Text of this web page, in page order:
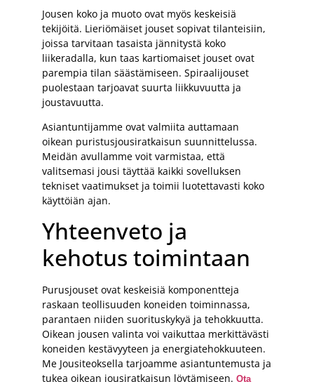
Jousen koko ja muoto ovat myös keskeisiä
tekijöitä. Lieriömäiset jouset sopivat tilanteisiin,
joissa tarvitaan tasaista jännitystä koko
liikeradalla, kun taas kartiomaiset jouset ovat
parempia tilan säästämiseen. Spiraalijouset
puolestaan tarjoavat suurta liikkuvuutta ja
joustavuutta.
Asiantuntijamme ovat valmiita auttamaan
oikean puristusjousiratkaisun suunnittelussa.
Meidän avullamme voit varmistaa, että
valitsemasi jousi täyttää kaikki sovelluksen
tekniset vaatimukset ja toimii luotettavasti koko
käyttöiän ajan.
Yhteenveto ja
kehotus toimintaan
Purusjouset ovat keskeisiä komponentteja
raskaan teollisuuden koneiden toiminnassa,
parantaen niiden suorituskykyä ja tehokkuutta.
Oikean jousen valinta voi vaikuttaa merkittävästi
koneiden kestävyyteen ja energiatehokkuuteen.
Me Jousiteoksella tarjoamme asiantuntemusta ja
tukea oikean jousiratkaisun löytämiseen. Ota